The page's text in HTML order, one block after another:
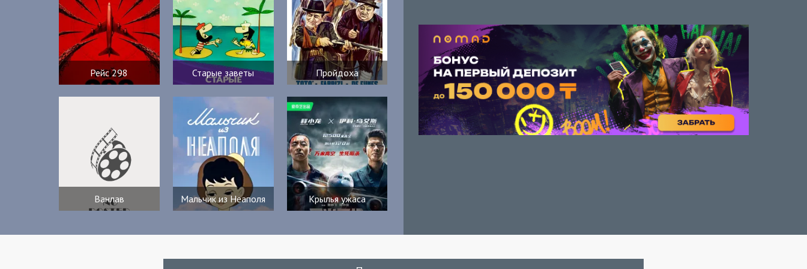
Рейс 298 Старые заветы Пройдоха
Ванлав Мальчик из Неаполя Крылья ужаса